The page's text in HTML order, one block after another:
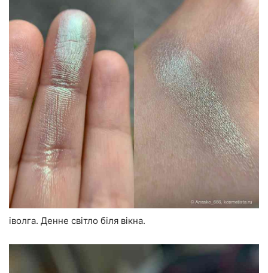
іволга. Денне світло біля вікна.